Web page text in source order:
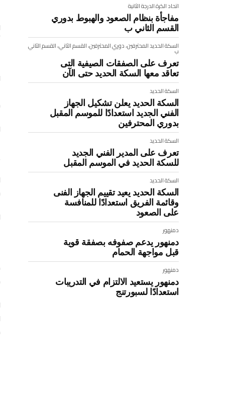
اتحاد الكرةالدرجة الثانية
مفاجأة بنظام الصعود والهبوط بدوري
القسم الثاني ب
السكة الحديدالمحترفين، دوري المحترفين، القسم الثاني، القسم الثاني
ب
تعرف على الصفقات الصيفية التى
تعاقد معها السكة الحديد حتى الآن
السكة الحديد
السكة الحديد يعلن تشكيل الجهاز
الفني الجديد استعدادًا للموسم المقبل
بدوري المحترفين
السكة الحديد
تعرف على المدير الفني الجديد
للسكة الحديد في الموسم المقبل
السكة الحديد
السكة الحديد يعيد تقييم الجهاز الفنى
وقائمة الفريق استعدادًا للمنافسة
على الصعود
دمنهور
دمنهور يدعم صفوفه بصفقة قوية
قبل مواجهة الحمام
دمنهور
دمنهور يستعيد الالتزام في التدريبات
استعدادًا لسبورتنج